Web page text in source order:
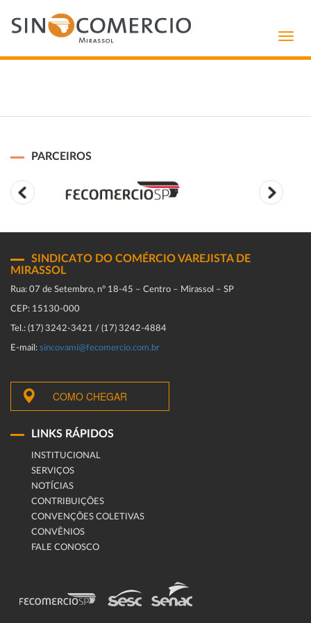
PARCEIROS
SINDICATO DO COMÉRCIO VAREJISTA DE
MIRASSOL
Rua: 07 de Setembro, n° 18-45 – Centro – Mirassol – SP
CEP: 15130-000
Tel.: (17) 3242-3421 / (17) 3242-4884
E-mail: sincovami@fecomercio.com.br
COMO CHEGAR
LINKS RÁPIDOS
INSTITUCIONAL
SERVIÇOS
NOTÍCIAS
CONTRIBUIÇÕES
CONVENÇÕES COLETIVAS
CONVÊNIOS
FALE CONOSCO